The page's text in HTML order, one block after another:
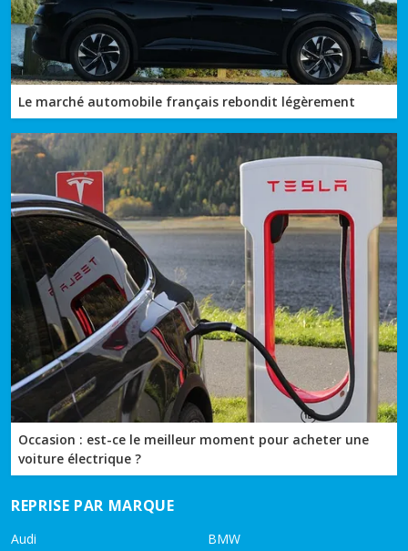
Le marché automobile français rebondit légèrement
Occasion : est-ce le meilleur moment pour acheter une
voiture électrique ?
REPRISE PAR MARQUE
Audi
BMW